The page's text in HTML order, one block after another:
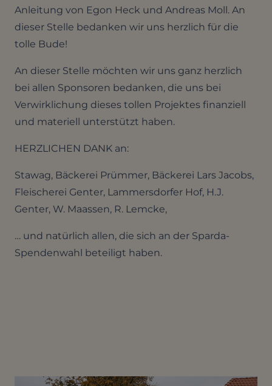
Anleitung von Egon Heck und Andreas Moll. An
dieser Stelle bedanken wir uns herzlich für die
tolle Bude!
An dieser Stelle möchten wir uns ganz herzlich
bei allen Sponsoren bedanken, die uns bei
Verwirklichung dieses tollen Projektes finanziell
und materiell unterstützt haben.
HERZLICHEN DANK an:
Stawag, Bäckerei Prümmer, Bäckerei Lars Jacobs,
Fleischerei Genter, Lammersdorfer Hof, H.J.
Genter, W. Maassen, R. Lemcke,
… und natürlich allen, die sich an der Sparda-
Spendenwahl beteiligt haben.